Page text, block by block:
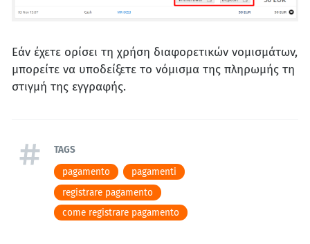
Εάν έχετε ορίσει τη χρήση διαφορετικών νομισμάτων,
μπορείτε να υποδείξετε το νόμισμα της πληρωμής τη
στιγμή της εγγραφής.
TAGS
pagamento
pagamenti
registrare pagamento
come registrare pagamento